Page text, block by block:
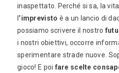
inaspettato. Perché si sa, la
l’imprevisto è a un lancio di
possiamo scrivere il nostro
i nostri obiettivi, occorre
sperimentare strade nuove.
gioco! E poi fare scelte